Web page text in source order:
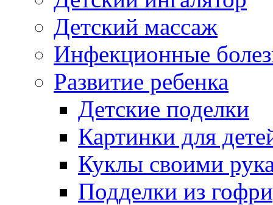
Детский массаж
Инфекционные
Развитие ребенка
Детские поделки
Картинки для
Куклы своими
Подделки из